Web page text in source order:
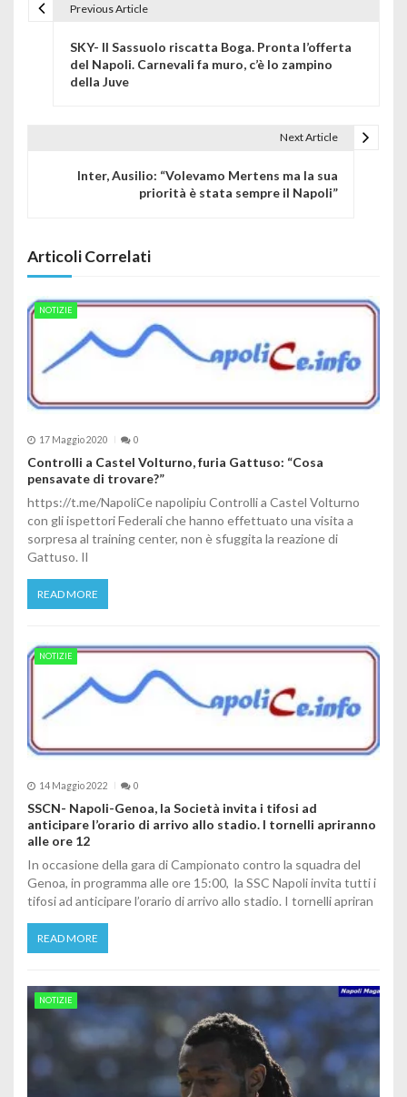
Previous Article
SKY- Il Sassuolo riscatta Boga. Pronta l’offerta
del Napoli. Carnevali fa muro, c’è lo zampino
della Juve
Next Article
Inter, Ausilio: “Volevamo Mertens ma la sua
priorità è stata sempre il Napoli”
Articoli Correlati
NOTIZIE
17 Maggio 2020 0
Controlli a Castel Volturno, furia Gattuso: “Cosa
pensavate di trovare?”
https://t.me/NapoliCe napolipiu Controlli a Castel Volturno
con gli ispettori Federali che hanno effettuato una visita a
sorpresa al training center, non è sfuggita la reazione di
Gattuso. Il
READ MORE
NOTIZIE
14 Maggio 2022 0
SSCN- Napoli-Genoa, la Società invita i tifosi ad
anticipare l’orario di arrivo allo stadio. I tornelli apriranno
alle ore 12
In occasione della gara di Campionato contro la squadra del
Genoa, in programma alle ore 15:00, la SSC Napoli invita tutti i
tifosi ad anticipare l’orario di arrivo allo stadio. I tornelli apriran
READ MORE
NOTIZIE